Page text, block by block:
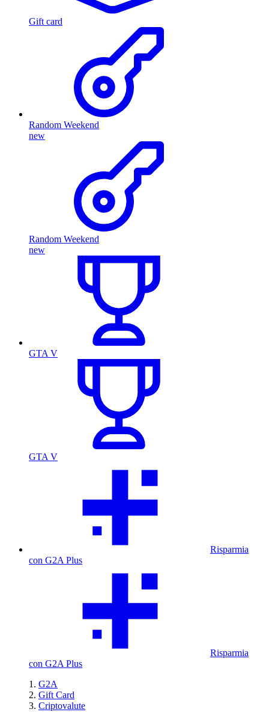
Gift card
Random Weekend
new
Random Weekend
new
GTA V
GTA V
Risparmia
con G2A Plus
Risparmia
con G2A Plus
G2A
Gift Card
Criptovalute